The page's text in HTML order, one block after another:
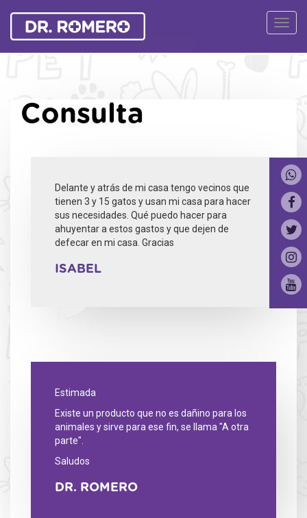
Ver
Consulta
Delante y atrás de mi casa tengo vecinos que
tienen 3 y 15 gatos y usan mi casa para hacer
sus necesidades. Qué puedo hacer para
ahuyentar a estos gastos y que dejen de
defecar en mi casa. Gracias
ISABEL
Estimada
Existe un producto que no es dañino para los
animales y sirve para ese fin, se llama "A otra
parte".
Saludos
DR. ROMERO